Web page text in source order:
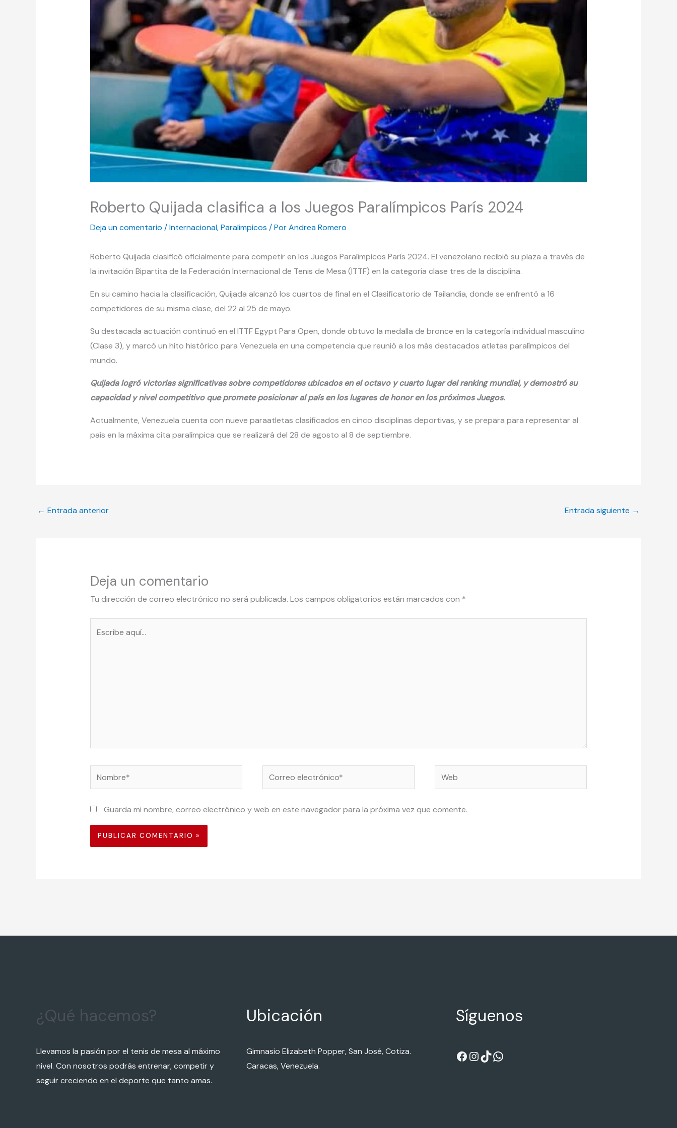
Roberto Quijada clasifica a los Juegos Paralímpicos París 2024
Deja un comentario /Internacional,Paralímpicos / PorAndrea Romero
Roberto Quijada clasificó oficialmente para competir en los Juegos Paralímpicos París 2024. El venezolano recibió su plaza a través de
la invitación Bipartita de la Federación Internacional de Tenis de Mesa (ITTF) en la categoría clase tres de la disciplina.
En su camino hacia la clasificación, Quijada alcanzó los cuartos de final en el Clasificatorio de Tailandia, donde se enfrentó a 16
competidores de su misma clase, del 22 al 25 de mayo.
Su destacada actuación continuó en el ITTF Egypt Para Open, donde obtuvo la medalla de bronce en la categoría individual masculino
(Clase 3), y marcó un hito histórico para Venezuela en una competencia que reunió a los más destacados atletas paralímpicos del
mundo.
Quijada logró victorias significativas sobre competidores ubicados en el octavo y cuarto lugar del ranking mundial, y demostró su
capacidad y nivel competitivo que promete posicionar al país en los lugares de honor en los próximos Juegos.
Actualmente, Venezuela cuenta con nueve paraatletas clasificados en cinco disciplinas deportivas, y se prepara para representar al
país en la máxima cita paralímpica que se realizará del 28 de agosto al 8 de septiembre.
← Entrada anterior Entrada siguiente →
Deja un comentario
Tu dirección de correo electrónico no será publicada. Los campos obligatorios están marcados con *
Nombre*
Correo
electrónico*
Web
Guarda mi nombre, correo electrónico y web en este navegador para la próxima vez que comente.
¿Qué hacemos?
Llevamos la pasión por el tenis de mesa al máximo
nivel. Con nosotros podrás entrenar, competir y
seguir creciendo en el deporte que tanto amas.
Ubicación
Gimnasio Elizabeth Popper, San José, Cotiza.
Caracas, Venezuela.
Síguenos